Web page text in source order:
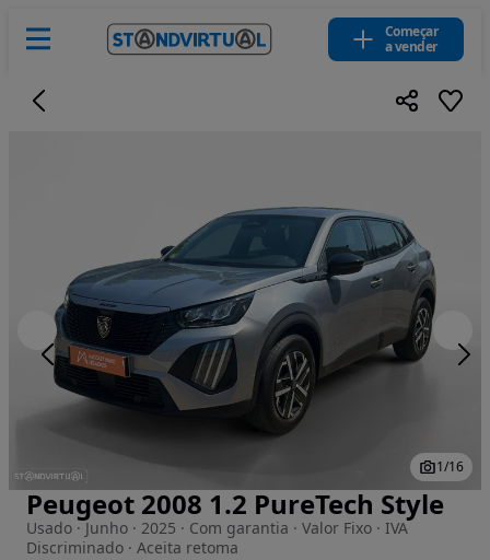
Começar
a vender
Imagem 1 de 16
1/16
Peugeot 2008 1.2 PureTech Style
Usado · Junho · 2025 · Com garantia · Valor Fixo · IVA
Discriminado · Aceita retoma